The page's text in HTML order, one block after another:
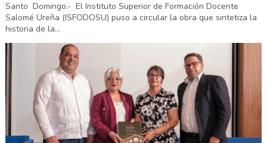
Santo Domingo.- El Instituto Superior de Formación Docente
Salomé Ureña (ISFODOSU) puso a circular la obra que sintetiza la
historia de la...